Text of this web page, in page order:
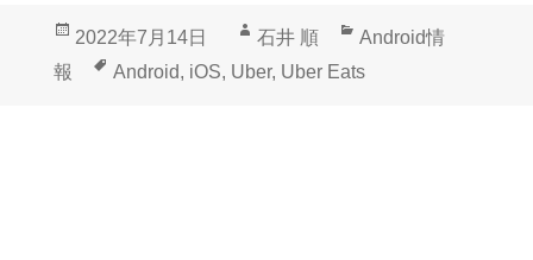
投
2022年7月14日
作
成
石井 順
カ
テ
Android情
報
タ
Android, iOS, Uber, Uber Eats